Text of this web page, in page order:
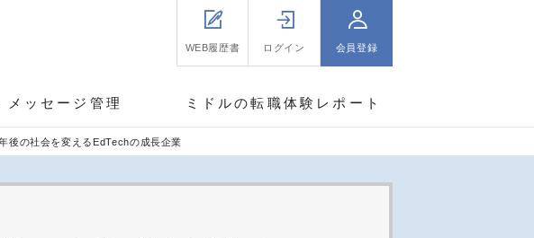
WEB履歴書 ログイン 会員登録
メッセージ管理 ミドルの転職体験レポート
後の社会を変えるEdTechの成長企業